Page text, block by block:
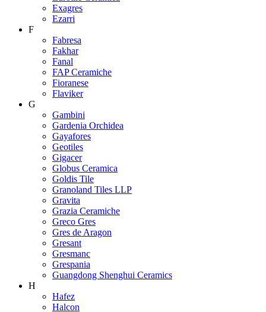
Exagres
Ezarri
F
Fabresa
Fakhar
Fanal
FAP Ceramiche
Fioranese
Flaviker
G
Gambini
Gardenia Orchidea
Gayafores
Geotiles
Gigacer
Globus Ceramica
Goldis Tile
Granoland Tiles LLP
Gravita
Grazia Ceramiche
Greco Gres
Gres de Aragon
Gresant
Gresmanc
Grespania
Guangdong Shenghui Ceramics
H
Hafez
Halcon